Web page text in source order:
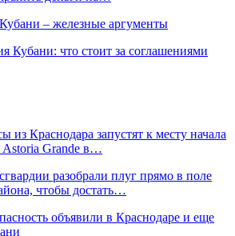
– железные аргументы
Кубани: что стоит за соглашениями
из Краснодара запустят к месту начала
Astoria Grande в…
разобрали плуг прямо в поле
чтобы достать…
объявили в Краснодаре и еще